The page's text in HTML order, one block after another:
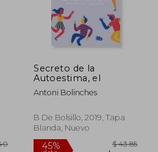
45%
dcto.
Secreto de la
Autoestima, el
Antoni Bolinches
B De Bolsillo, 2019, Tapa
Blanda, Nuevo